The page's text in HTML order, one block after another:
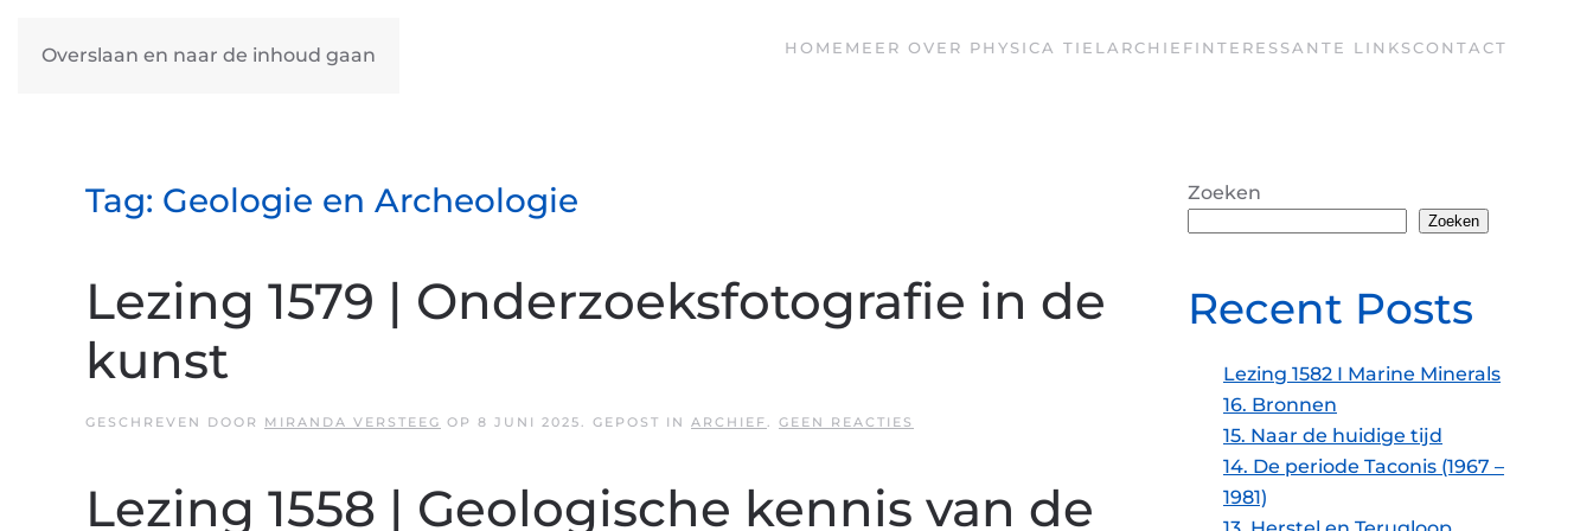
Overslaan en naar de inhoud gaan HOME MEER OVER PHYSICA TIEL ARCHIEFINTERESSANTE LINKSCONTACT
Tag: Geologie en Archeologie
Lezing 1579 | Onderzoeksfotografie in de
kunst
GESCHREVEN DOOR MIRANDA VERSTEEG OP 8 JUNI 2025. GEPOST IN ARCHIEF. GEEN REACTIES
ONDERZOEKSFOTOGRAFIE
IN
DE
Lezing 1558 | Geologische kennis van de
Zoeken
Zoeken
Recent Posts
Lezing 1582 I Marine Minerals
16. Bronnen
15. Naar de huidige tijd
14. De periode Taconis (1967 –
1981)